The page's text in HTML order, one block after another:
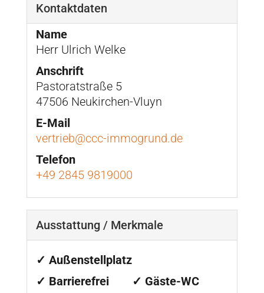
Kontaktdaten
Name
Herr Ulrich Welke
Anschrift
Pastoratstraße 5
47506 Neukirchen-Vluyn
E-Mail
vertrieb@ccc-immogrund.de
Telefon
+49 2845 9819000
Ausstattung / Merkmale
✓ Außenstellplatz
✓ Barrierefrei
✓ Gäste-WC